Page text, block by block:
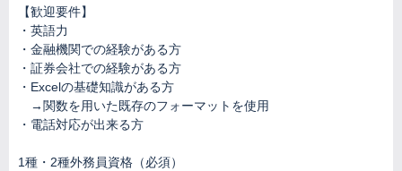
【歓迎要件】
・英語力
・金融機関での経験がある方
・証券会社での経験がある方
・Excelの基礎知識がある方
→関数を用いた既存のフォーマットを使用
・電話対応が出来る方
1種・2種外務員資格（必須）